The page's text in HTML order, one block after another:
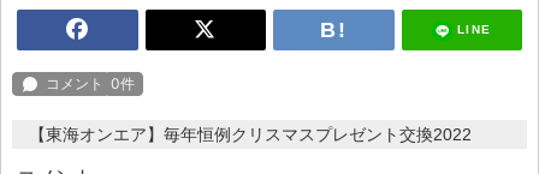
LINE
【東海オンエア】毎年恒例クリスマスプレゼント交換2022